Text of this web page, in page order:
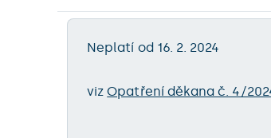
Neplatí od 16. 2. 2024
vizOpatření děkana č. 4/